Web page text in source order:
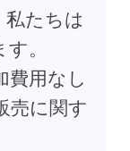
たちは
。
費用なし
売に関す